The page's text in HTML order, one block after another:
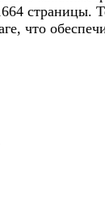
страницы.
что